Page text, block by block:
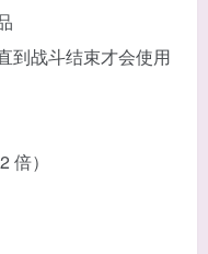
到战斗结束才会使用
倍）